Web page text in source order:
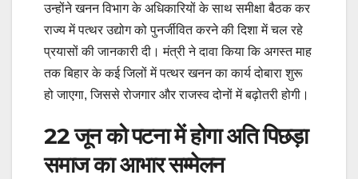
उन्होंने खनन विभाग के अधिकारियों के साथ समीक्षा बैठक कर
राज्य में पत्थर उद्योग को पुनर्जीवित करने की दिशा में चल रहे
प्रयासों की जानकारी दी। मंत्री ने दावा किया कि अगस्त माह
तक बिहार के कई जिलों में पत्थर खनन का कार्य दोबारा शुरू
हो जाएगा, जिससे रोजगार और राजस्व दोनों में बढ़ोतरी होगी।
22 जून को पटना में होगा अति पिछड़ा
समाज का आभार सम्मेलन